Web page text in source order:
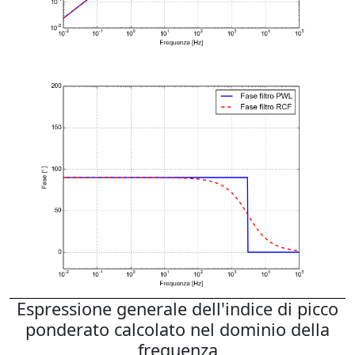
Espressione generale dell'indice di picco
ponderato calcolato nel dominio della
frequenza